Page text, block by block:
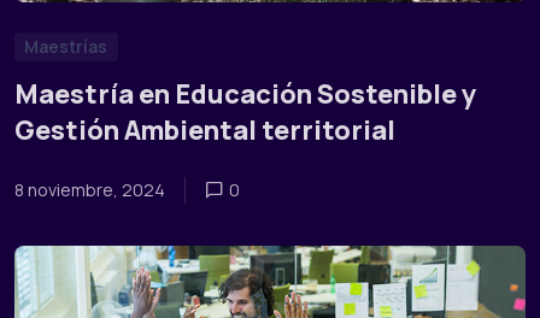
Maestrías
Maestría en Educación Sostenible y
Gestión Ambiental territorial
8 noviembre, 2024 0